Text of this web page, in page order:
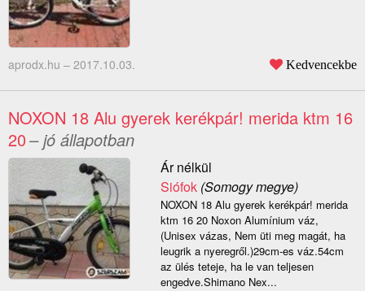
aprodx.hu – 2017.10.03. Kedvencekbe
NOXON 18 Alu gyerek kerékpár! merida ktm 16
20– jó állapotban
Ár nélkül
Siófok(Somogy megye)
NOXON 18 Alu gyerek kerékpár! merida
ktm 16 20 Noxon Alumínium váz,
(Unisex vázas, Nem üti meg magát, ha
leugrik a nyeregről.)29cm-es váz.54cm
az ülés teteje, ha le van teljesen
engedve.Shimano Nex...